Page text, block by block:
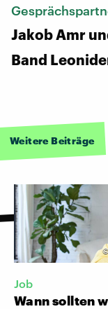
Jakob Amr
Band
Weitere Beiträge
Job
Wann sollten